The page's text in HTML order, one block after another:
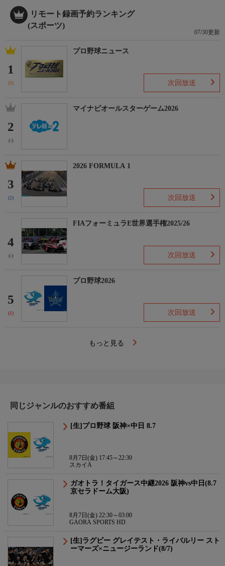
リモート録画予約ランキング
(スポーツ)
07/30更新
1
(3)
プロ野球ニュース
次回放送
2
(-)
マイナビオールスターゲーム2026
3
(2)
2026 FORMULA 1
次回放送
4
(-)
FIAフォーミュラE世界選手権2025/26
次回放送
5
(1)
プロ野球2026
次回放送
もっと見る
同じジャンルのおすすめ番組
[生]プロ野球 阪神×中日 8.7
8月7日(金) 17:45～22:30
スカイA
ガオトラ！タイガース中継2026 阪神vs中日(8.7
京セラドーム大阪)
8月7日(金) 22:30～03:00
GAORA SPORTS HD
[生]ラグビー グレイテスト・ライバルリー スト
ーマーズ×ニュージーランド(8/7)